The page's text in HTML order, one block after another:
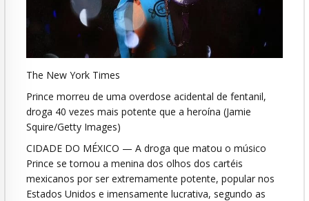
The New York Times
Prince morreu de uma overdose acidental de fentanil,
droga 40 vezes mais potente que a heroína (Jamie
Squire/Getty Images)
CIDADE DO MÉXICO — A droga que matou o músico
Prince se tornou a menina dos olhos dos cartéis
mexicanos por ser extremamente potente, popular nos
Estados Unidos e imensamente lucrativa, segundo as